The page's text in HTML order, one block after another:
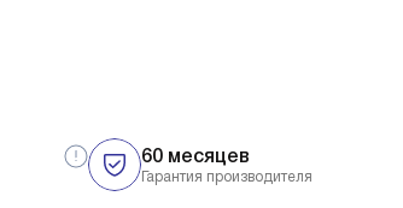
60 месяцев
Гарантия производителя